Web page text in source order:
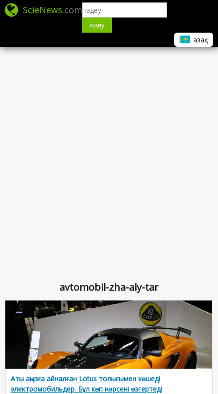
ScieNews.com
іздеу
Қазақ
avtomobil-zha-aly-tar
Аты аңызға айналған Lotus толығымен көшеді
электромобильдер. Бұл көп нәрсені өзгертеді